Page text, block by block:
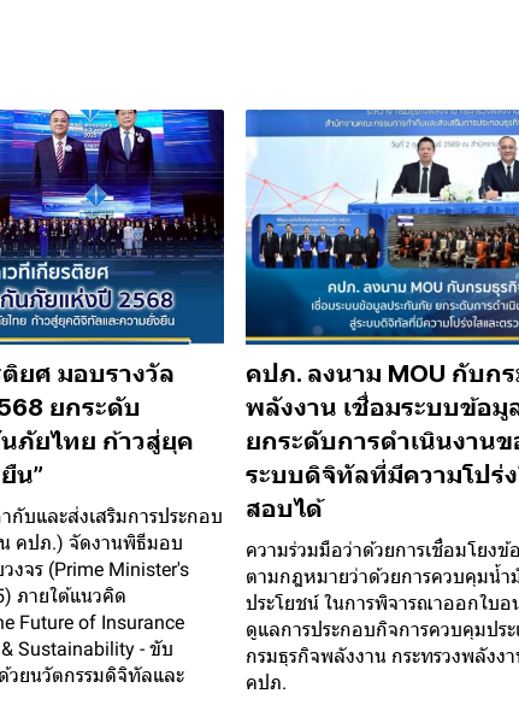
ยศ มอบรางวัล
ยกระดับ
ภัยไทย ก้าวสู่ยุค
น”
กับและส่งเสริมการประกอบ
คปภ.) จัดงานพิธีมอบ
งจร (Prime Minister's
ภายใต้แนวคิด
Future of Insurance
Sustainability - ขับ
วยนวัตกรรมดิจิทัลและ
คปภ. ลงนาม MOU กับก
พลังงาน เชื่อมระบบข้อมู
ยกระดับการดำเนินงาน
ระบบดิจิทัลที่มีความโปร่
สอบได้
ความร่วมมือว่าด้วยการเชื่อมโยง
ตามกฎหมายว่าด้วยการควบคุมน้ำ
ประโยชน์ ในการพิจารณาออกใบ
ดูแลการประกอบกิจการควบคุมประ
กรมธุรกิจพลังงาน กระทรวงพลังง
คปภ.